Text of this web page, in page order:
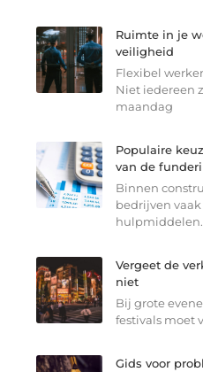
Ruimte in je
veiligheid
Flexibel
Niet iedereen
maandag
Populaire
van de
Binnen
bedrijven
Vergeet de
niet
Bij grote
festivals moet
Gids voor